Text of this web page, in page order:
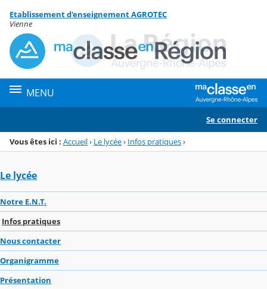
Menu de la rubrique
Contenu
Etablissement d'enseignement AGROTEC
Vienne
MENU
Se connecter
Vous êtes ici : Accueil› Le lycée› Infos pratiques›
Le lycée
Notre E.N.T.
Infos pratiques
Nous contacter
Organigramme
Présentation